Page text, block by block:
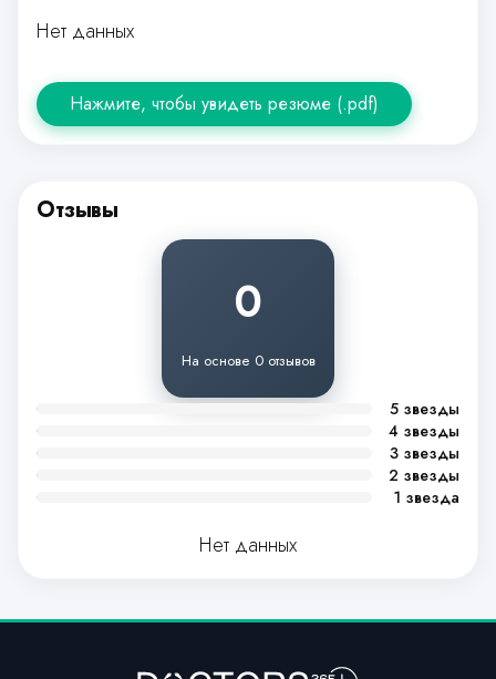
Нет данных
Нажмите, чтобы увидеть резюме (.pdf)
Отзывы
0
На основе 0 отзывов
5 звезды
4 звезды
3 звезды
2 звезды
1 звезда
Нет данных